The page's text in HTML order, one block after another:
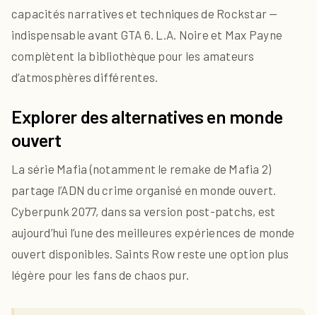
capacités narratives et techniques de Rockstar —
indispensable avant GTA 6. L.A. Noire et Max Payne
complètent la bibliothèque pour les amateurs
d’atmosphères différentes.
Explorer des alternatives en monde
ouvert
La série Mafia (notamment le remake de Mafia 2)
partage l’ADN du crime organisé en monde ouvert.
Cyberpunk 2077, dans sa version post-patchs, est
aujourd’hui l’une des meilleures expériences de monde
ouvert disponibles. Saints Row reste une option plus
légère pour les fans de chaos pur.